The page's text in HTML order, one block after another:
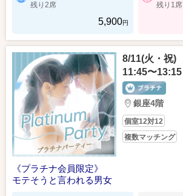
残り2席
5,900円
残り1席
8/11(火・祝)
11:45〜13:15
銀座4階
個室12対12
複数マッチング
《プラチナ会員限定》
モテそうと言われる男女